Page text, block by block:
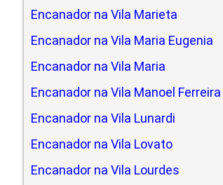
Encanador na Vila Marieta
Encanador na Vila Maria Eugenia
Encanador na Vila Maria
Encanador na Vila Manoel Ferreira
Encanador na Vila Lunardi
Encanador na Vila Lovato
Encanador na Vila Lourdes